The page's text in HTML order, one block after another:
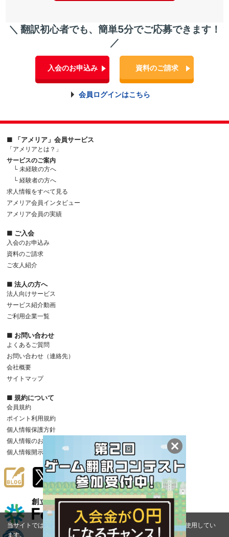
当サイトでは、サイトの利便性向上のため、クッキー(Cookie)を使用してい
ます。
＼ 翻訳初心者でも、簡単5分でご応募できます！
／
入会のお申込み 資料のご請求
会員ログインはこちら
■ 「アメリア」会員サービス
「アメリアとは？」
サービスのご案内
└ 未経験の方へ
└ 経験者の方へ
求人情報をすべて見る
アメリア会員インタビュー
アメリア会員の実績
■ ご入会
入会のお申込み
資料のご請求
ご友人紹介
■ 法人の方へ
法人向けサービス
サービス紹介動画
ご利用企業一覧
■ お問い合わせ
よくあるご質問
お問い合わせ（連絡先）
会社概要
サイトマップ
■ 規約について
会員規約
ポイント利用規約
個人情報保護方針
個人情報のお取り扱いについて
個人情報開示等のご請求手続きについて